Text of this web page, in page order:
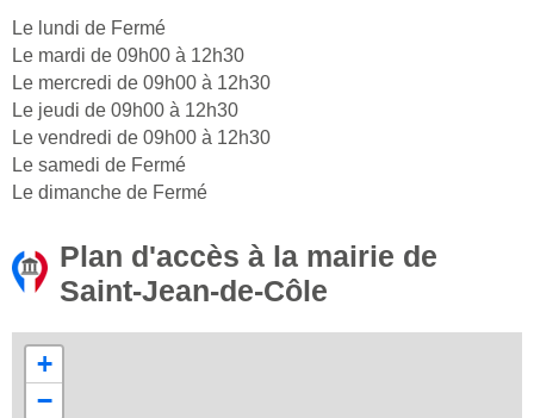
Le lundi de Fermé
Le mardi de 09h00 à 12h30
Le mercredi de 09h00 à 12h30
Le jeudi de 09h00 à 12h30
Le vendredi de 09h00 à 12h30
Le samedi de Fermé
Le dimanche de Fermé
Plan d'accès à la mairie de
Saint-Jean-de-Côle
+
−